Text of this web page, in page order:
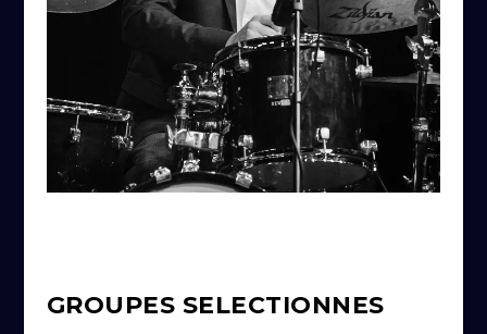
GROUPES SELECTIONNES